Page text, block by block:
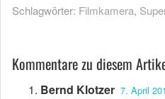
Schlagwörter: Filmkamera,
Kommentare zu diesem
Bernd Klotzer 7. April